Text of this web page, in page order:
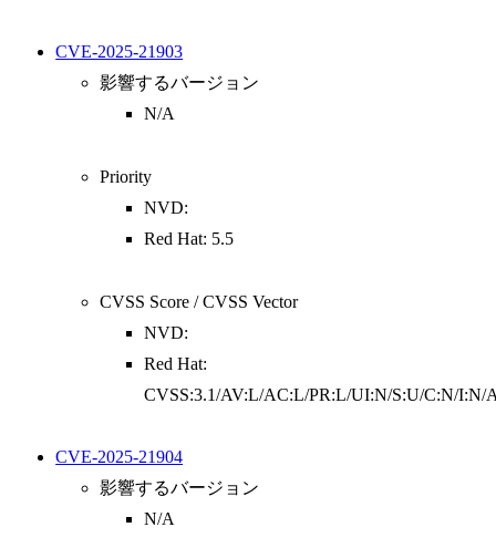
CVE-2025-21903
影響するバージョン
N/A
Priority
NVD:
Red Hat: 5.5
CVSS Score / CVSS Vector
NVD:
Red Hat:
CVSS:3.1/AV:L/AC:L/PR:L/UI:N/S:U/C:N/I:N/
CVE-2025-21904
影響するバージョン
N/A